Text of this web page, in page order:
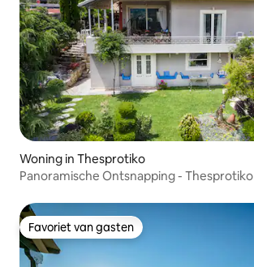
Woning in Thesprotiko
Panoramische Ontsnapping - Thesprotiko
Favoriet van gasten
Favoriet van gasten